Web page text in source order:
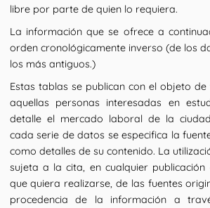
libre por parte de quien lo requiera.
La información que se ofrece a
orden cronológicamente inverso (de los
los más antiguos.)
Estas tablas se publican con el objeto
aquellas personas interesadas en
detalle el mercado laboral de la
cada serie de datos se especifica la
como detalles de su contenido. La
sujeta a la cita, en cualquier
que quiera realizarse, de las fuentes
procedencia de la información a